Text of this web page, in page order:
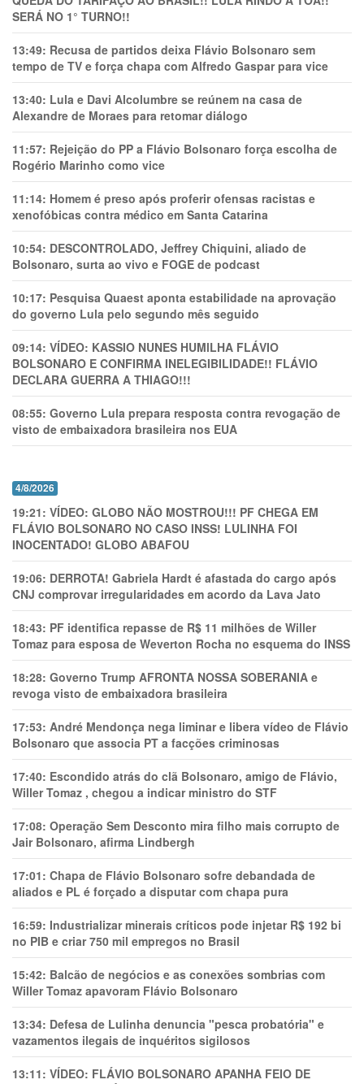
SERÁ NO 1° TURNO!!
13:49: Recusa de partidos deixa Flávio Bolsonaro sem
tempo de TV e força chapa com Alfredo Gaspar para vice
13:40: Lula e Davi Alcolumbre se reúnem na casa de
Alexandre de Moraes para retomar diálogo
11:57: Rejeição do PP a Flávio Bolsonaro força escolha de
Rogério Marinho como vice
11:14: Homem é preso após proferir ofensas racistas e
xenofóbicas contra médico em Santa Catarina
10:54: DESCONTROLADO, Jeffrey Chiquini, aliado de
Bolsonaro, surta ao vivo e FOGE de podcast
10:17: Pesquisa Quaest aponta estabilidade na aprovação
do governo Lula pelo segundo mês seguido
09:14: VÍDEO: KASSIO NUNES HUMlLHA FLÁVIO
BOLSONARO E CONFIRMA INELEGIBILIDADE!! FLÁVIO
DECLARA GUERRA A THIAGO!!!
08:55: Governo Lula prepara resposta contra revogação de
visto de embaixadora brasileira nos EUA
4/8/2026
19:21: VÍDEO: GLOBO NÃO MOSTROU!!! PF CHEGA EM
FLÁVIO BOLSONARO NO CASO INSS! LULINHA FOI
INOCENTADO! GLOBO ABAFOU
19:06: DERROTA! Gabriela Hardt é afastada do cargo após
CNJ comprovar irregularidades em acordo da Lava Jato
18:43: PF identifica repasse de R$ 11 milhões de Willer
Tomaz para esposa de Weverton Rocha no esquema do INSS
18:28: Governo Trump AFRONTA NOSSA SOBERANIA e
revoga visto de embaixadora brasileira
17:53: André Mendonça nega liminar e libera vídeo de Flávio
Bolsonaro que associa PT a facções criminosas
17:40: Escondido atrás do clã Bolsonaro, amigo de Flávio,
Willer Tomaz , chegou a indicar ministro do STF
17:08: Operação Sem Desconto mira filho mais corrupto de
Jair Bolsonaro, afirma Lindbergh
17:01: Chapa de Flávio Bolsonaro sofre debandada de
aliados e PL é forçado a disputar com chapa pura
16:59: Industrializar minerais críticos pode injetar R$ 192 bi
no PIB e criar 750 mil empregos no Brasil
15:42: Balcão de negócios e as conexões sombrias com
Willer Tomaz apavoram Flávio Bolsonaro
13:34: Defesa de Lulinha denuncia "pesca probatória" e
vazamentos ilegais de inquéritos sigilosos
13:11: VÍDEO: FLÁVIO BOLSONARO APANHA FEIO DE